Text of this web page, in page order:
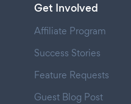
Get Involved
Affiliate Program
Success Stories
Feature Requests
Guest Blog Post